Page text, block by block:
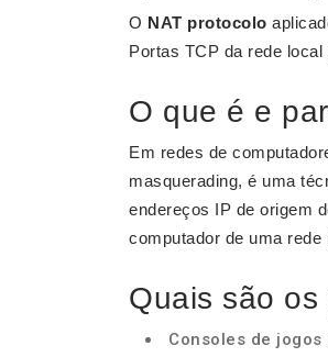
O NAT protocolo
Portas TCP da rede
O que é e
Em redes de
masquerading, é uma
endereços IP de origem
computador de uma
Quais são
Consoles de